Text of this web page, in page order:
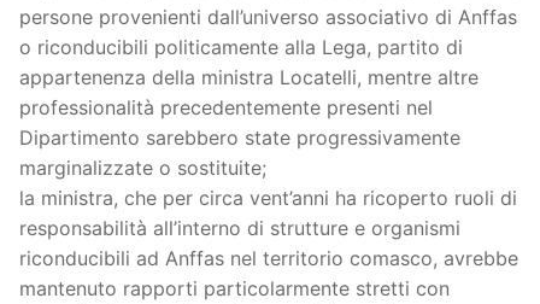
persone provenienti dall’universo associativo di Anffas
o riconducibili politicamente alla Lega, partito di
appartenenza della ministra Locatelli, mentre altre
professionalità precedentemente presenti nel
Dipartimento sarebbero state progressivamente
marginalizzate o sostituite;
la ministra, che per circa vent’anni ha ricoperto ruoli di
responsabilità all’interno di strutture e organismi
riconducibili ad Anffas nel territorio comasco, avrebbe
mantenuto rapporti particolarmente stretti con